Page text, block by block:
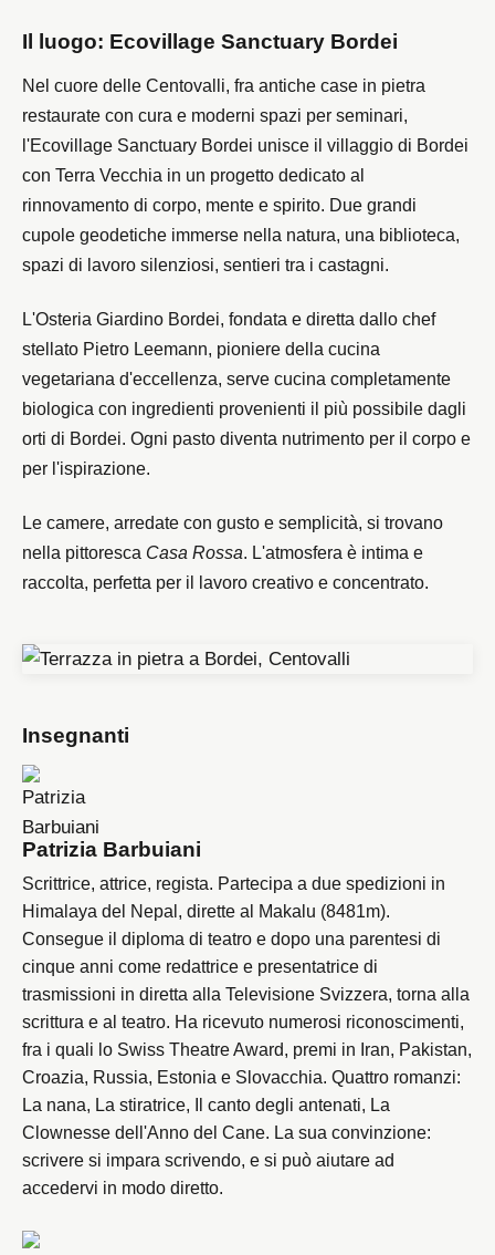
Il luogo: Ecovillage Sanctuary Bordei
Nel cuore delle Centovalli, fra antiche case in pietra
restaurate con cura e moderni spazi per seminari,
l'Ecovillage Sanctuary Bordei unisce il villaggio di Bordei
con Terra Vecchia in un progetto dedicato al
rinnovamento di corpo, mente e spirito. Due grandi
cupole geodetiche immerse nella natura, una biblioteca,
spazi di lavoro silenziosi, sentieri tra i castagni.
L'Osteria Giardino Bordei, fondata e diretta dallo chef
stellato Pietro Leemann, pioniere della cucina
vegetariana d'eccellenza, serve cucina completamente
biologica con ingredienti provenienti il più possibile dagli
orti di Bordei. Ogni pasto diventa nutrimento per il corpo e
per l'ispirazione.
Le camere, arredate con gusto e semplicità, si trovano
nella pittoresca Casa Rossa. L'atmosfera è intima e
raccolta, perfetta per il lavoro creativo e concentrato.
Insegnanti
Patrizia Barbuiani
Scrittrice, attrice, regista. Partecipa a due spedizioni in
Himalaya del Nepal, dirette al Makalu (8481m).
Consegue il diploma di teatro e dopo una parentesi di
cinque anni come redattrice e presentatrice di
trasmissioni in diretta alla Televisione Svizzera, torna alla
scrittura e al teatro. Ha ricevuto numerosi riconoscimenti,
fra i quali lo Swiss Theatre Award, premi in Iran, Pakistan,
Croazia, Russia, Estonia e Slovacchia. Quattro romanzi:
La nana, La stiratrice, Il canto degli antenati, La
Clownesse dell'Anno del Cane. La sua convinzione:
scrivere si impara scrivendo, e si può aiutare ad
accedervi in modo diretto.